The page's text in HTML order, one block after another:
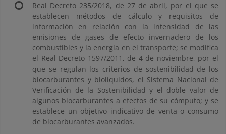
Real Decreto 235/2018, de 27 de abril, por el que se
establecen métodos de cálculo y requisitos de
información en relación con la intensidad de las
emisiones de gases de efecto invernadero de los
combustibles y la energía en el transporte; se modifica
el Real Decreto 1597/2011, de 4 de noviembre, por el
que se regulan los criterios de sostenibilidad de los
biocarburantes y biolíquidos, el Sistema Nacional de
Verificación de la Sostenibilidad y el doble valor de
algunos biocarburantes a efectos de su cómputo; y se
establece un objetivo indicativo de venta o consumo
de biocarburantes avanzados.